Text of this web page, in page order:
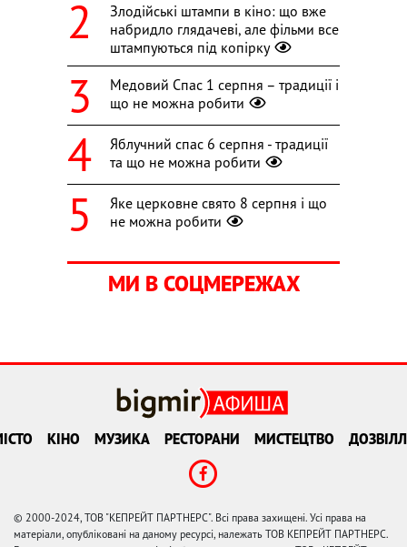
Злодійські штампи в кіно: що вже
набридло глядачеві, але фільми все
штампуються під копірку
Медовий Спас 1 серпня – традиції і
що не можна робити
Яблучний спас 6 серпня - традиції
та що не можна робити
Яке церковне свято 8 серпня і що
не можна робити
МИ В СОЦМЕРЕЖАХ
КІНО МУЗИКА РЕСТОРАНИ МИСТЕЦТВО
© 2000-2024, ТОВ "КЕПРЕЙТ ПАРТНЕРС". Всі права захищені. Усі права на
матеріали, опубліковані на даному ресурсі, належать ТОВ КЕПРЕЙТ ПАРТНЕРС.